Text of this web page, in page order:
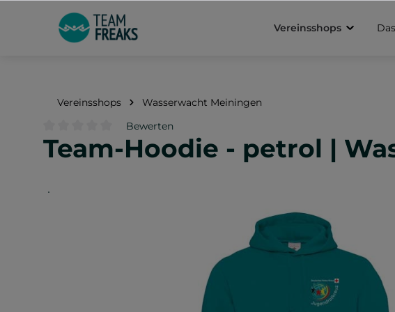
Zur Hauptnavigation springen
Vereinsshops
Vereinsshops Wasserwacht Meiningen
Durchschnittliche Bewertung von 0 von 5 Sternen
Bewerten
Team-Hoodie - petrol |